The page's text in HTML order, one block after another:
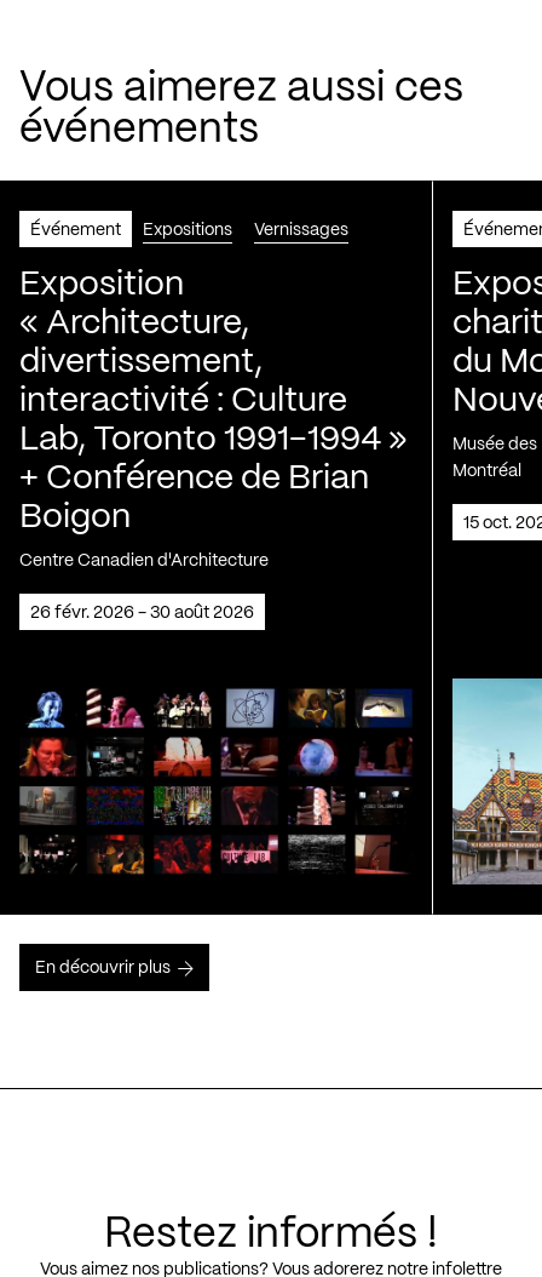
Vous aimerez aussi ces
événements
Événement Expositions Vernissages
Exposition
« Architecture,
divertissement,
interactivité : Culture
Lab, Toronto 1991-1994 »
+ Conférence de Brian
Boigon
Centre Canadien d'Architecture
26 févr. 2026 - 30 août 2026
du
Musée
Montréal
15 oct.
En découvrir plus
Restez informés !
Vous aimez nos publications? Vous adorerez notre infolettre